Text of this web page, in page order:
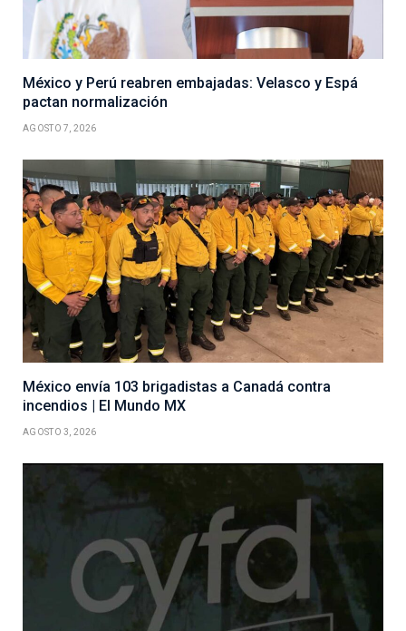
México y Perú reabren embajadas: Velasco y Espá
pactan normalización
AGOSTO 7, 2026
México envía 103 brigadistas a Canadá contra
incendios | El Mundo MX
AGOSTO 3, 2026